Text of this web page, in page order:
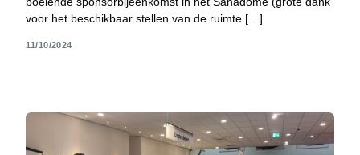
voor het beschikbaar stellen van de ruimte […]
11/10/2024